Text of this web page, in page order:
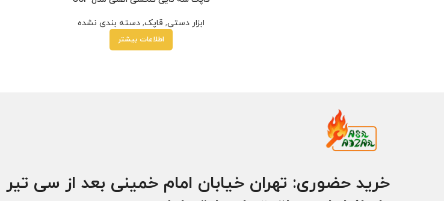
ابزار دستی, قاپک,دسته بندی نشده
اطلاعات بیشتر
خرید حضوری: تهران خیابان امام خمینی بعد از سی تیر